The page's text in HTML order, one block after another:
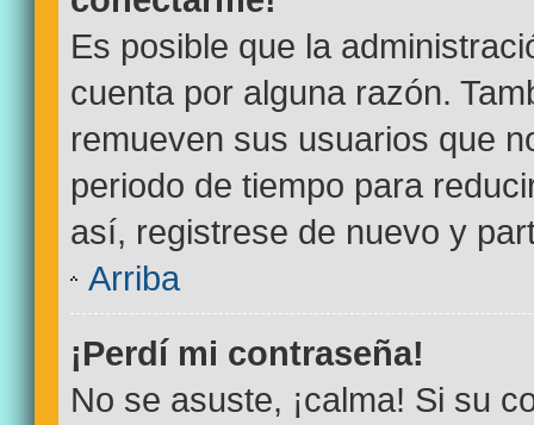
Es posible que la
cuenta por alguna razón.
remueven sus usuarios que
periodo de tiempo para
así, registrese de nuevo y
Arriba
¡Perdí mi contraseña!
No se asuste, ¡calma! Si su